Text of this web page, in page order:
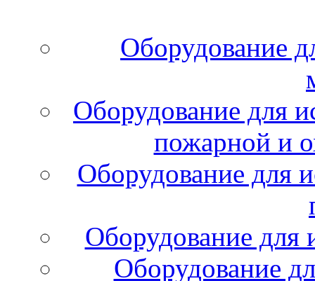
Оборудование
Оборудование для
пожарной и
Оборудование для
Оборудование для
Оборудование